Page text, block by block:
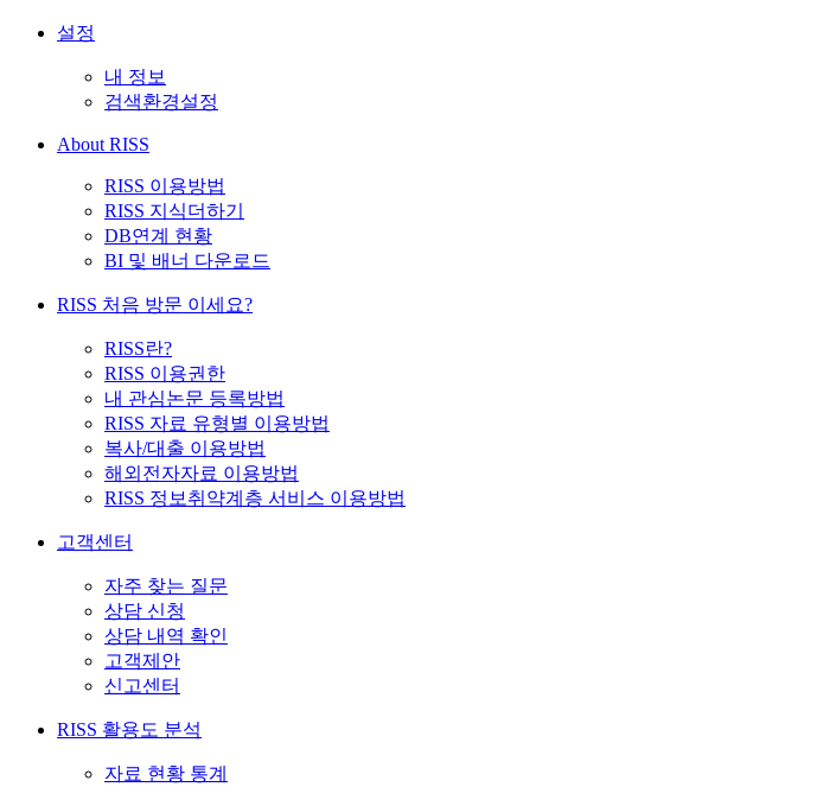
설정
내 정보
검색환경설정
About RISS
RISS 이용방법
RISS 지식더하기
DB연계 현황
BI 및 배너 다운로드
RISS 처음 방문 이세요?
RISS란?
RISS 이용권한
내 관심논문 등록방법
RISS 자료 유형별 이용방법
복사/대출 이용방법
해외전자자료 이용방법
RISS 정보취약계층 서비스 이용방법
고객센터
자주 찾는 질문
상담 신청
상담 내역 확인
고객제안
신고센터
RISS 활용도 분석
자료 현황 통계